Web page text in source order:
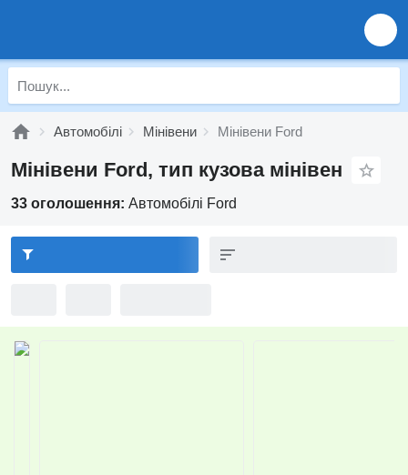
Автомобілі Мінівени Мінівени Ford
Мінівени Ford, тип кузова мінівен
33 оголошення: Автомобілі Ford